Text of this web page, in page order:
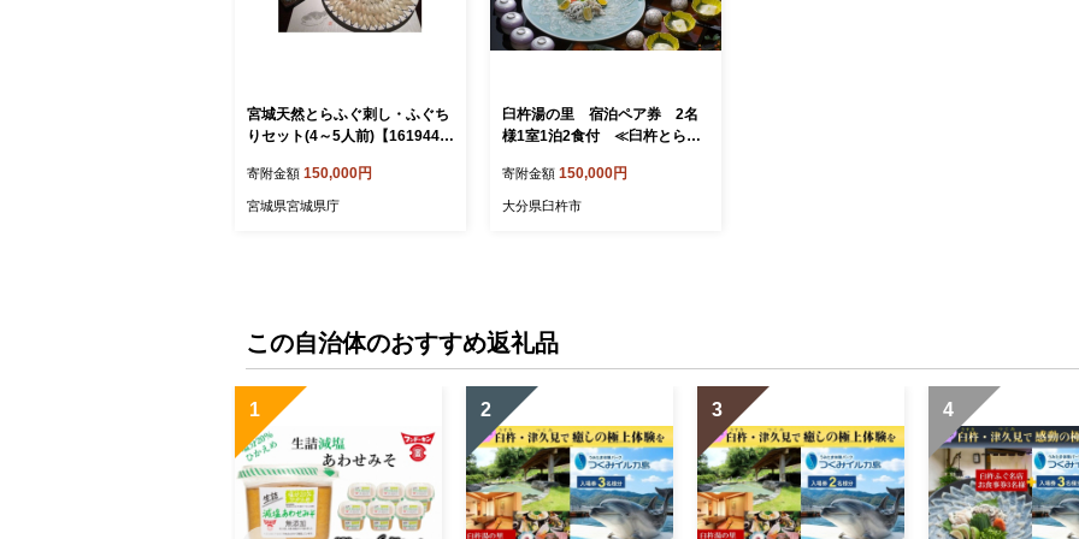
宮城天然とらふぐ刺し・ふぐち
りセット(4～5人前)【161944
寄附金額 150,000円
宮城県宮城県庁
臼杵湯の里 宿泊ペア券 2名
様1室1泊2食付 ≪臼杵とらふ
寄附金額 150,000円
大分県臼杵市
この自治体のおすすめ返礼品
1 2 3 4